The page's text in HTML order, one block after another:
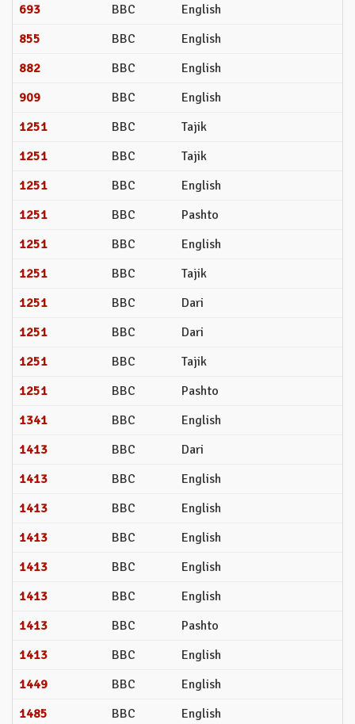
693
BBC
English
855
BBC
English
882
BBC
English
909
BBC
English
1251
BBC
Tajik
1251
BBC
Tajik
1251
BBC
English
1251
BBC
Pashto
1251
BBC
English
1251
BBC
Tajik
1251
BBC
Dari
1251
BBC
Dari
1251
BBC
Tajik
1251
BBC
Pashto
1341
BBC
English
1413
BBC
Dari
1413
BBC
English
1413
BBC
English
1413
BBC
English
1413
BBC
English
1413
BBC
English
1413
BBC
Pashto
1413
BBC
English
1449
BBC
English
1485
BBC English